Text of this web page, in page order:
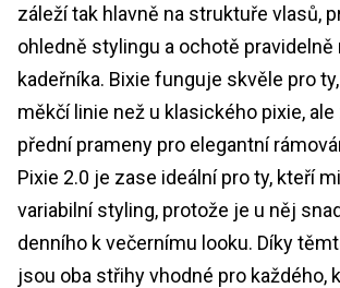
záleží tak hlavně na struktuře vlasů,
ohledně stylingu a ochotě pravidelně
kadeřníka. Bixie funguje skvěle pro
měkčí linie než u klasického pixie,
přední prameny pro elegantní
Pixie 2.0 je zase ideální pro ty, kteří
variabilní styling, protože je u něj
denního k večernímu looku. Díky
jsou oba střihy vhodné pro každého,